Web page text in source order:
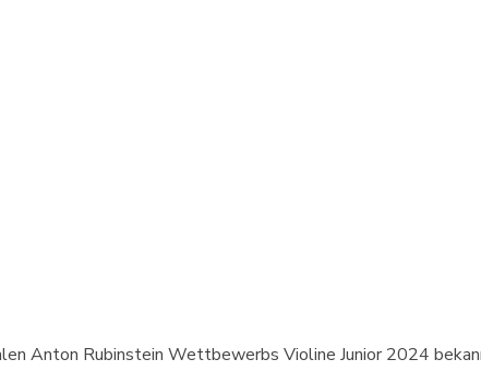
Anton Rubinstein Wettbewerbs Violine Junior 2024